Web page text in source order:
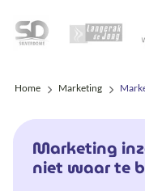
Home Marketing
Marketing
niet waar te